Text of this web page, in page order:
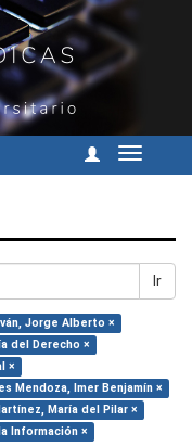
Cambiar
Ir
Jorge Alberto ×
del Derecho ×
×
Mendoza, Imer Benjamín ×
María del Pilar ×
Información ×